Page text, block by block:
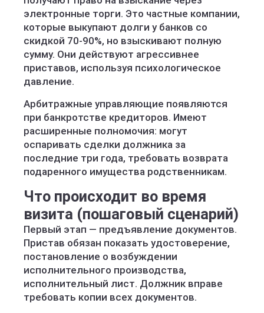
электронные торги. Это частные компании,
которые выкупают долги у банков со
скидкой 70-90%, но взыскивают полную
сумму. Они действуют агрессивнее
приставов, используя психологическое
давление.
Арбитражные управляющие появляются
при банкротстве кредиторов. Имеют
расширенные полномочия: могут
оспаривать сделки должника за
последние три года, требовать возврата
подаренного имущества родственникам.
Что происходит во время
визита (пошаговый сценарий)
Первый этап — предъявление документов.
Пристав обязан показать удостоверение,
постановление о возбуждении
исполнительного производства,
исполнительный лист. Должник вправе
требовать копии всех документов.